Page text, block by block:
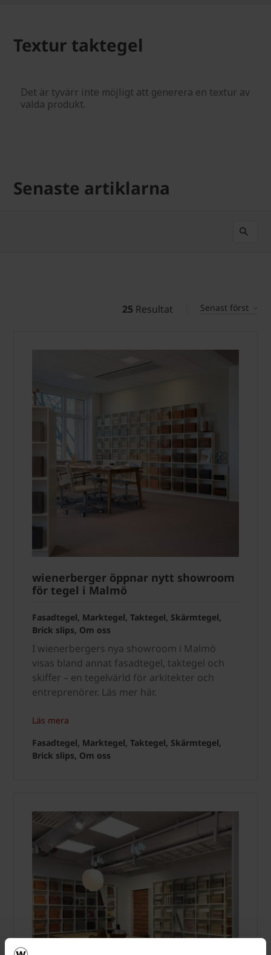
Textur taktegel
Senaste artiklarna
25 Resultat Senast först
wienerberger öppnar nytt showroom
för tegel i Malmö
Fasadtegel, Marktegel, Taktegel, Skärmtegel,
Brick slips, Om oss
I wienerbergers nya showroom i Malmö
visas bland annat fasadtegel, taktegel och
skiffer – en tegelvärld för arkitekter och
entreprenörer. Läs mer här.
Läs mera
Fasadtegel, Marktegel, Taktegel, Skärmtegel,
Brick slips, Om oss